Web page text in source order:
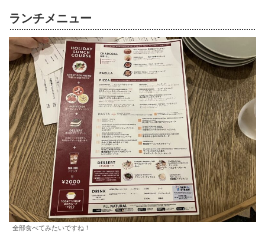
ランチメニュー
全部食べてみたいですね！